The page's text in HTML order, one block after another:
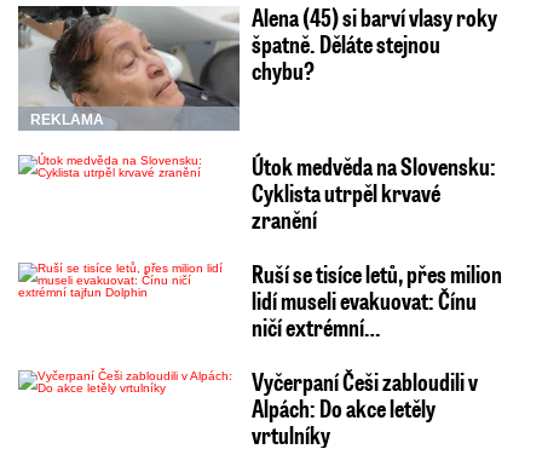
REKLAMA
Alena (45) si barví vlasy roky
špatně. Děláte stejnou
chybu?
Útok medvěda na Slovensku:
Cyklista utrpěl krvavé
zranění
Ruší se tisíce letů, přes milion
lidí museli evakuovat: Čínu
ničí extrémní…
Vyčerpaní Češi zabloudili v
Alpách: Do akce letěly
vrtulníky